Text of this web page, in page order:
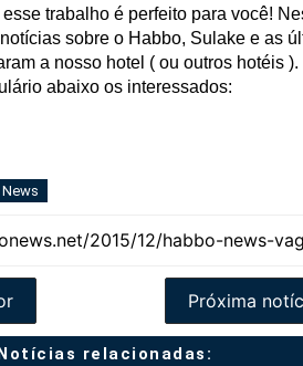
trabalho é perfeito para você!
sobre o Habbo, Sulake e as
a nosso hotel ( ou outros hotéis
abaixo os interessados:
Próxima
relacionadas: